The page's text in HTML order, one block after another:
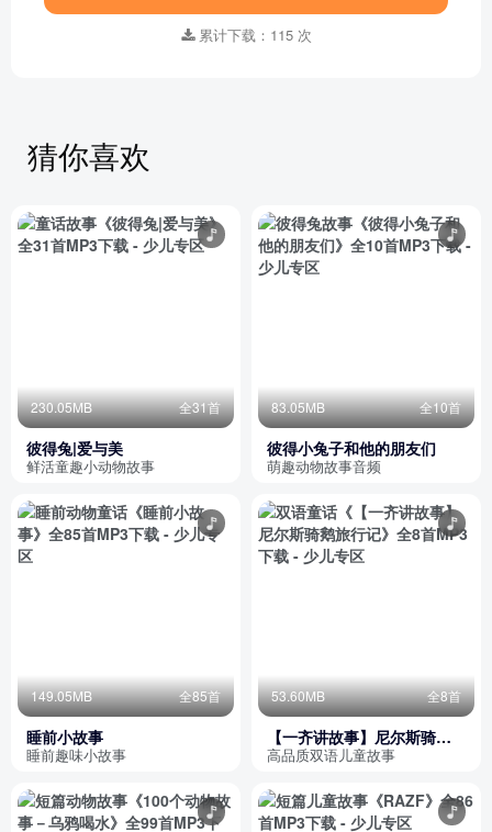
累计下载：115 次
猜你喜欢
230.05MB 全31首
彼得兔|爱与美
鲜活童趣小动物故事
83.05MB 全10首
彼得小兔子和他的朋友们
萌趣动物故事音频
149.05MB 全85首
睡前小故事
睡前趣味小故事
53.60MB 全8首
【一齐讲故事】尼尔斯骑鹅
旅行记
高品质双语儿童故事